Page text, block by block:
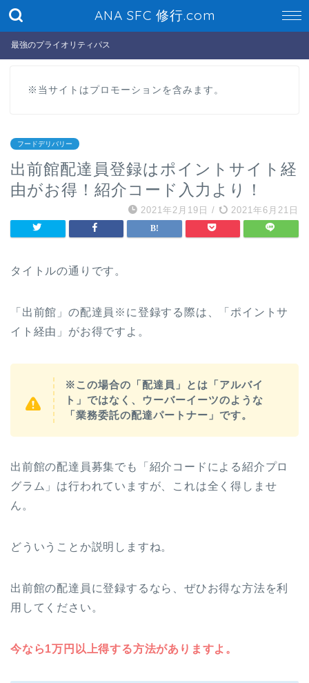
ANA SFC 修行.com
最強のプライオリティパス
※当サイトはプロモーションを含みます。
フードデリバリー
出前館配達員登録はポイントサイト経
由がお得！紹介コード入力より！
2021年2月19日 / 2021年6月21日
タイトルの通りです。
「出前館」の配達員※に登録する際は、「ポイントサ
イト経由」がお得ですよ。
※この場合の「配達員」とは「アルバイ
ト」ではなく、ウーバーイーツのような
「業務委託の配達パートナー」です。
出前館の配達員募集でも「紹介コードによる紹介プロ
グラム」は行われていますが、これは全く得しませ
ん。
どういうことか説明しますね。
出前館の配達員に登録するなら、ぜひお得な方法を利
用してください。
今なら1万円以上得する方法がありますよ。